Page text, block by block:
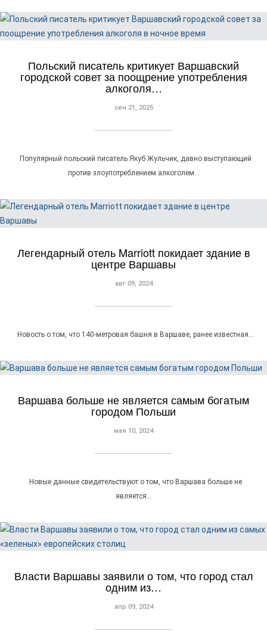
Польский писатель критикует Варшавский
городской совет за поощрение употребления
алкоголя…
сен 21, 2025
Популярный польский писатель Якуб Жульчик, давно выступающий
против злоупотреблением алкоголем…
Легендарный отель Marriott покидает здание в
центре Варшавы
авг 09, 2024
Новость о том, что 140-метровая башня в Варшаве, ранее известная…
Варшава больше не является самым богатым
городом Польши
мая 10, 2024
Новые данные свидетельствуют о том, что Варшава больше не
является…
Власти Варшавы заявили о том, что город стал
одним из…
апр 09, 2024